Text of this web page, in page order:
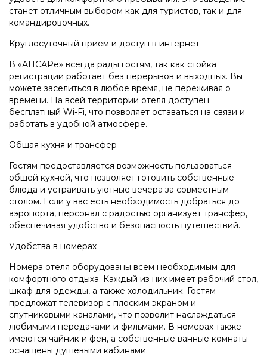
станет отличным выбором как для туристов, так и для
командировочных.
Круглосуточный прием и доступ в интернет
В «АНСАРе» всегда рады гостям, так как стойка
регистрации работает без перерывов и выходных. Вы
можете заселиться в любое время, не переживая о
времени. На всей территории отеля доступен
бесплатный Wi-Fi, что позволяет оставаться на связи и
работать в удобной атмосфере.
Общая кухня и трансфер
Гостям предоставляется возможность пользоваться
общей кухней, что позволяет готовить собственные
блюда и устраивать уютные вечера за совместным
столом. Если у вас есть необходимость добраться до
аэропорта, персонал с радостью организует трансфер,
обеспечивая удобство и безопасность путешествий.
Удобства в номерах
Номера отеля оборудованы всем необходимым для
комфортного отдыха. Каждый из них имеет рабочий стол,
шкаф для одежды, а также холодильник. Гостям
предложат телевизор с плоским экраном и
спутниковыми каналами, что позволит наслаждаться
любимыми передачами и фильмами. В номерах также
имеются чайник и фен, а собственные ванные комнаты
оснащены душевыми кабинами.